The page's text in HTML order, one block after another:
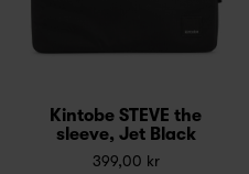
Kintobe STEVE the
sleeve, Jet Black
399,00 kr